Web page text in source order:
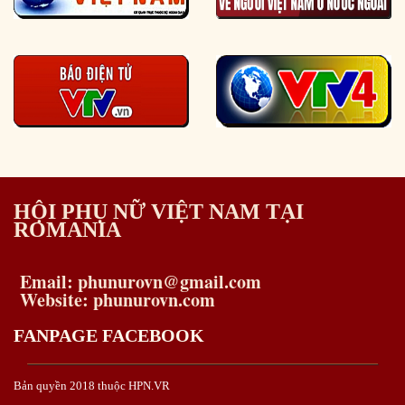
HỘI PHỤ NỮ VIỆT NAM TẠI
ROMANIA
Email: phunurovn@gmail.com
Website: phunurovn.com
FANPAGE FACEBOOK
Bản quyền 2018 thuộc HPN.VR